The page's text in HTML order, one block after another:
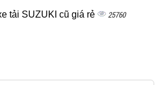
tải SUZUKI cũ giá rẻ 25760